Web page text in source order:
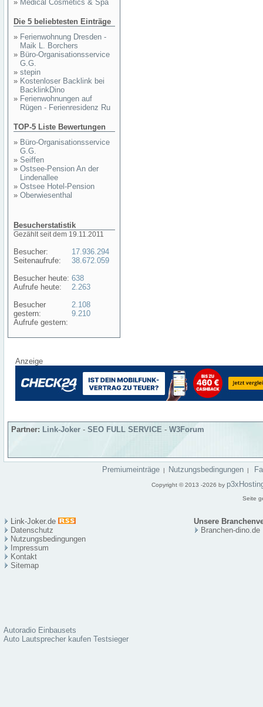
» Medical Cosmetics & Spa
Die 5 beliebtesten Einträge
» Ferienwohnung Dresden -
Maik L. Borchers
» Büro-Organisationsservice
G.G.
» stepin
» Kostenloser Backlink bei
BacklinkDino
» Ferienwohnungen auf
Rügen - Ferienresidenz Ru
TOP-5 Liste Bewertungen
» Büro-Organisationsservice
G.G.
» Seiffen
» Ostsee-Pension An der
Lindenallee
» Ostsee Hotel-Pension
» Oberwiesenthal
Besucherstatistik
Gezählt seit dem 19.11.2011
Besucher:
Seitenaufrufe:
Besucher heute:
Aufrufe heute:
Besucher
gestern:
Aufrufe gestern:
17.936.294
38.672.059
638
2.263
2.108
9.210
Anzeige
Partner: Link-Joker - SEO FULL SERVICE - W3Forum
Premiumeinträge | Nutzungsbedingungen |
Copyright © 2013 -2026 by
Seite
Link-Joker.de
Unsere
Datenschutz
Nutzungsbedingungen
Impressum
Kontakt
Sitemap
Branchen-dino.de
Autoradio Einbausets
Auto Lautsprecher kaufen Testsieger